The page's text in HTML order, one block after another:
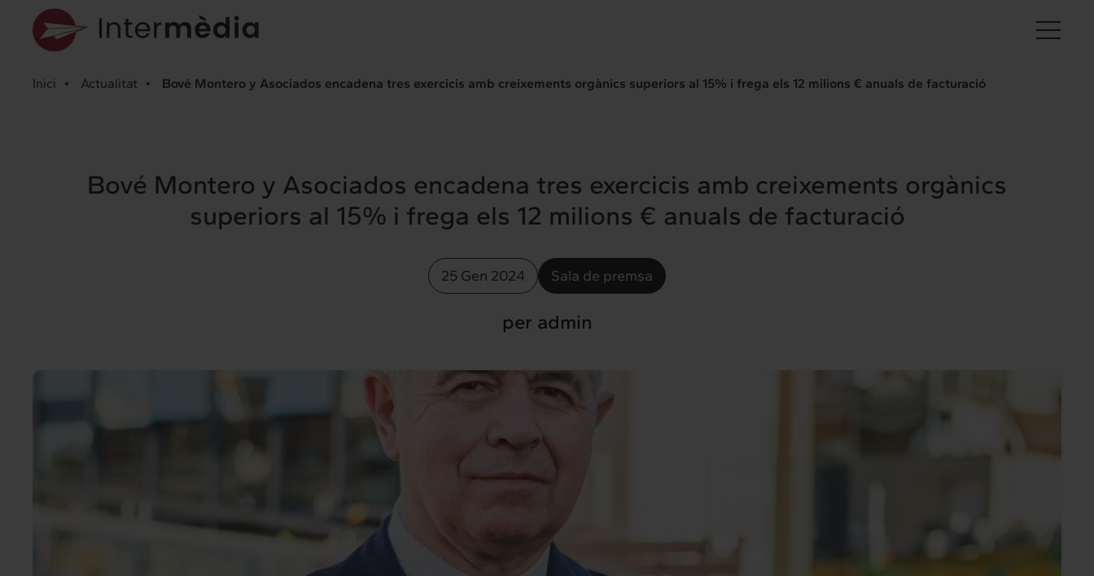
Inici Actualitat Bové Montero y Asociados encadena tres exercicis amb creixements orgànics superiors al 15% i frega els 12 milions € anuals de facturació
Bové Montero y Asociados encadena tres exercicis amb creixements orgànics
superiors al 15% i frega els 12 milions € anuals de facturació
25 Gen 2024 Sala de premsa
per admin